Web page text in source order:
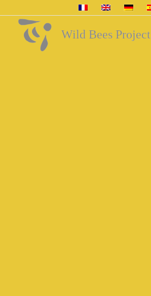
Wild Bees Project